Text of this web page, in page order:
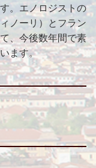
。エノロジストの
ノーリ）とフラン
、今後数年間で素
ます。